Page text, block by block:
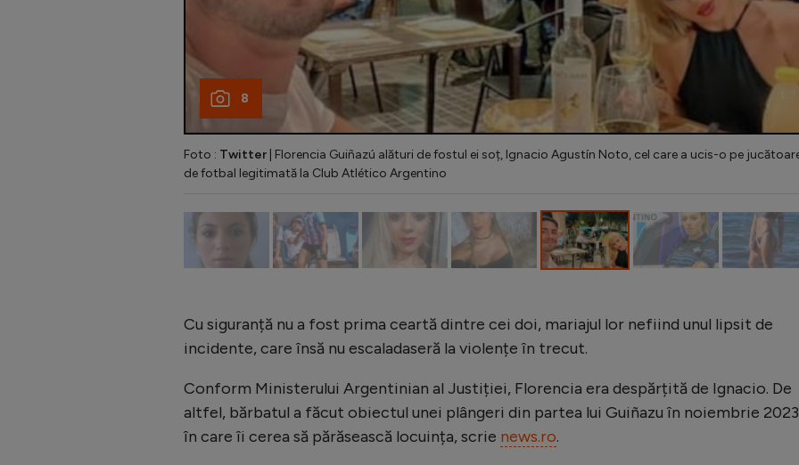
8
Foto : Twitter | Florencia Guiñazú alături de fostul ei soț, Ignacio Agustín Noto, cel care a ucis-o pe
de fotbal legitimată la Club Atlético Argentino
Cu siguranță nu a fost prima ceartă dintre cei doi, mariajul lor nefiind unul lipsit de
incidente, care însă nu escaladaseră la violențe în trecut.
Conform Ministerului Argentinian al Justiției, Florencia era despărțită de Ignacio. De
altfel, bărbatul a făcut obiectul unei plângeri din partea lui Guiñazu în noiembrie
în care îi cerea să părăsească locuința, scrie news.ro.